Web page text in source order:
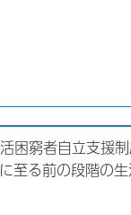
窮者自立支援制
る前の段階の